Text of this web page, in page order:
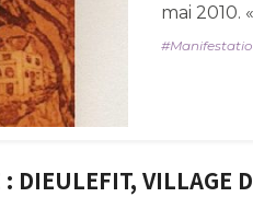
mai 2010.
DIEULEFIT, VILLAGE